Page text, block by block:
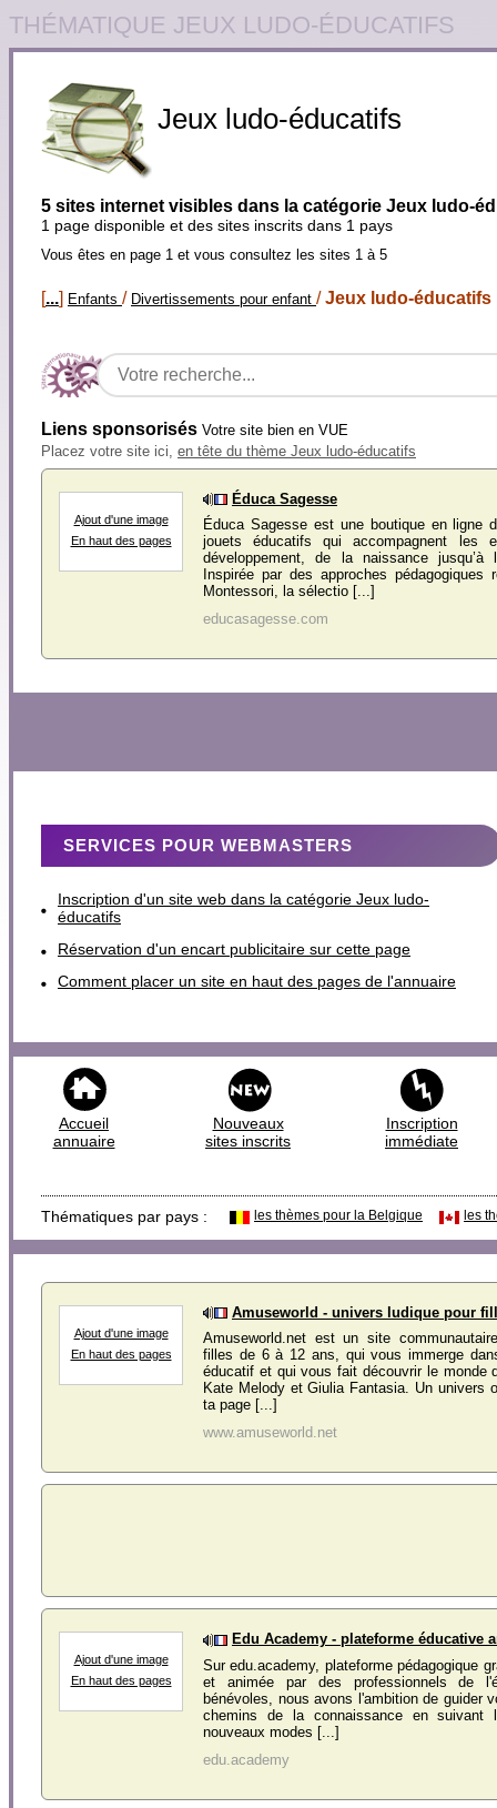
THÉMATIQUE JEUX LUDO-ÉDUCATIFS
Jeux ludo-éducatifs
5 sites internet visibles dans la catégorie Jeux ludo-
1 page disponible et des sites inscrits dans 1 pays
Vous êtes en page 1 et vous consultez les sites 1 à 5
[...] Enfants / Divertissements pour enfant /Jeux ludo-éducatifs
Liens sponsorisés Votre site bien en VUE
Placez votre site ici, en tête du thème Jeux ludo-éducatifs
Ajout d'une image
En haut des pages
Éduca Sagesse
Éduca Sagesse est une boutique en ligne
jouets éducatifs qui accompagnent les
développement, de la naissance jusqu’à
Inspirée par des approches pédagogiques
Montessori, la sélectio [...]
educasagesse.com
SERVICES POUR WEBMASTERS
Inscription d'un site web dans la catégorie Jeux ludo-
éducatifs
Réservation d'un encart publicitaire sur cette page
Comment placer un site en haut des pages de l'annuaire
Accueil
annuaire
Nouveaux
sites inscrits
Inscription
immédiate
Thématiques par pays : les thèmes pour la Belgique les
Ajout d'une image
En haut des pages
Amuseworld - univers ludique pour
Amuseworld.net est un site
filles de 6 à 12 ans, qui vous immerge
éducatif et qui vous fait découvrir le monde
Kate Melody et Giulia Fantasia. Un univers
ta page [...]
www.amuseworld.net
Ajout d'une image
En haut des pages
Edu Academy - plateforme éducative
Sur edu.academy, plateforme pédagogique
et animée par des professionnels de
bénévoles, nous avons l'ambition de guider
chemins de la connaissance en suivant
nouveaux modes [...]
edu.academy